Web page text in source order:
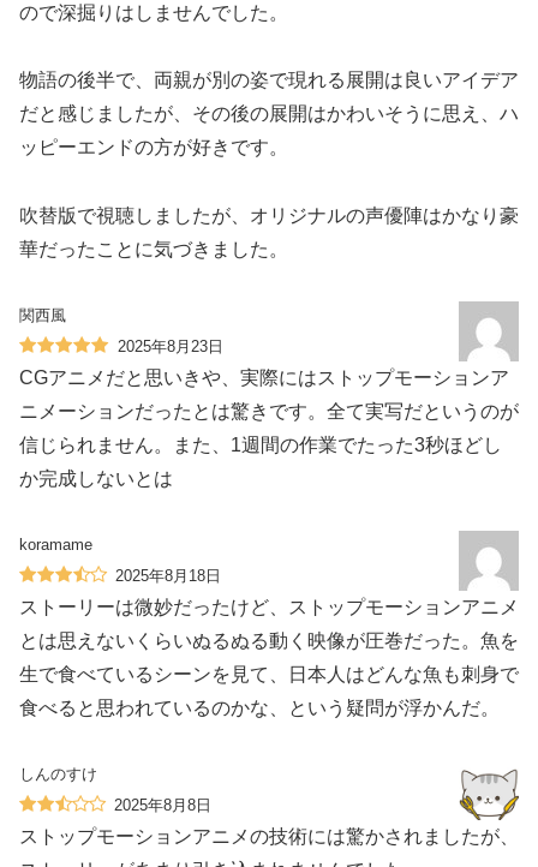
ので深掘りはしませんでした。
物語の後半で、両親が別の姿で現れる展開は良いアイデア
だと感じましたが、その後の展開はかわいそうに思え、ハ
ッピーエンドの方が好きです。
吹替版で視聴しましたが、オリジナルの声優陣はかなり豪
華だったことに気づきました。
関西風
2025年8月23日
CGアニメだと思いきや、実際にはストップモーションア
ニメーションだったとは驚きです。全て実写だというのが
信じられません。また、1週間の作業でたった3秒ほどし
か完成しないとは
koramame
2025年8月18日
ストーリーは微妙だったけど、ストップモーションアニメ
とは思えないくらいぬるぬる動く映像が圧巻だった。魚を
生で食べているシーンを見て、日本人はどんな魚も刺身で
食べると思われているのかな、という疑問が浮かんだ。
しんのすけ
2025年8月8日
ストップモーションアニメの技術には驚かされましたが、